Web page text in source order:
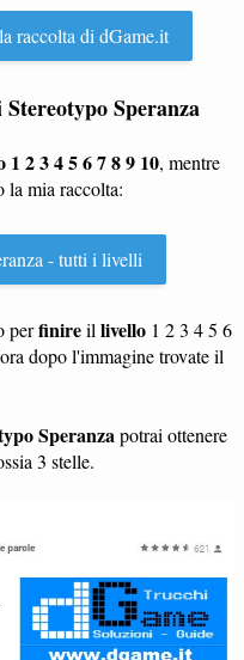
raccolta di dGame.it
Stereotypo Speranza
1 2 3 4 5 6 7 8 9 10, mentre
la mia raccolta:
- tutti i livelli
perfinireil livello 1 2 3 4 5 6
dopo l'immagine trovate il
Speranzapotrai ottenere
3 stelle.